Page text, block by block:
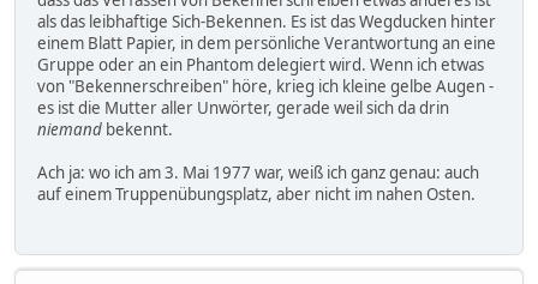
als das leibhaftige Sich-Bekennen. Es ist das Wegducken hinter
einem Blatt Papier, in dem persönliche Verantwortung an eine
Gruppe oder an ein Phantom delegiert wird. Wenn ich etwas
von "Bekennerschreiben" höre, krieg ich kleine gelbe Augen -
es ist die Mutter aller Unwörter, gerade weil sich da drin
niemand bekennt.
Ach ja: wo ich am 3. Mai 1977 war, weiß ich ganz genau: auch
auf einem Truppenübungsplatz, aber nicht im nahen Osten.